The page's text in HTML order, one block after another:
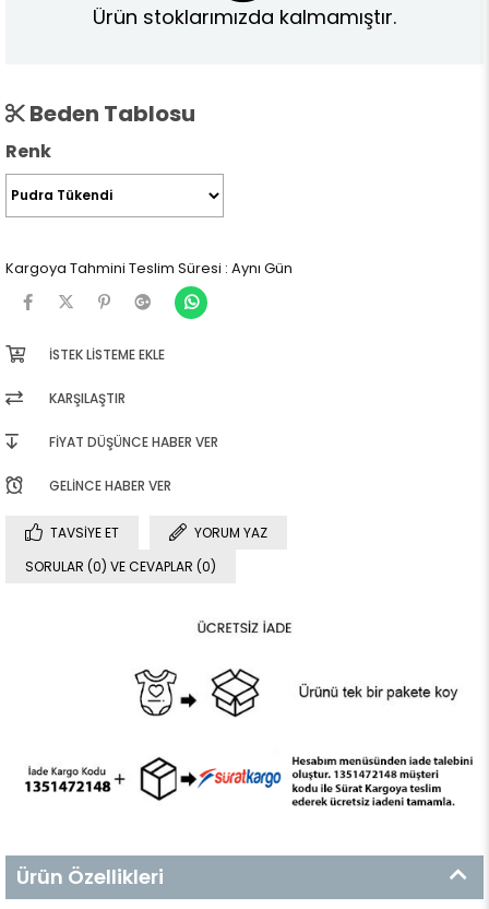
Ürün stoklarımızda kalmamıştır.
Beden Tablosu
Renk
Kargoya Tahmini Teslim Süresi : Aynı Gün
İSTEK LISTEME EKLE
KARŞILAŞTIR
FIYAT DÜŞÜNCE HABER VER
GELINCE HABER VER
TAVSIYE ET
YORUM YAZ
SORULAR (0) VE CEVAPLAR (0)
Ürün Özellikleri